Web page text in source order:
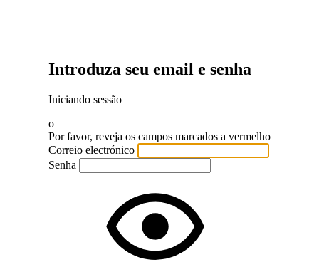
Introduza seu email e senha
Iniciando sessão
o
Por favor, reveja os campos marcados a vermelho
Correio electrónico
Senha